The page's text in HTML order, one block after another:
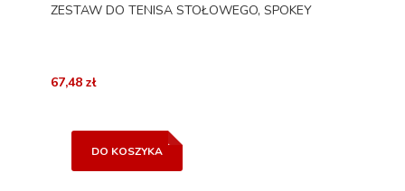
ZESTAW DO TENISA STOŁOWEGO, SPOKEY
67,48 zł
DO KOSZYKA